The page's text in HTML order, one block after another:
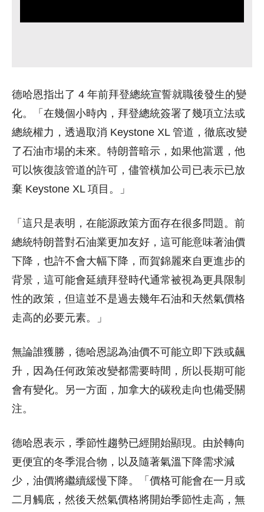
德哈恩指出了 4 年前拜登總統宣誓就職後發生的變
化。「在幾個小時內，拜登總統簽署了幾項立法或
總統權力，透過取消 Keystone XL 管道，徹底改變
了石油市場的未來。特朗普暗示，如果他當選，他
可以恢復該管道的許可，儘管橫加公司已表示已放
棄 Keystone XL 項目。」
「這只是表明，在能源政策方面存在很多問題。前
總統特朗普對石油業更加友好，這可能意味著油價
下降，也許不會大幅下降，而賀錦麗來自更進步的
背景，這可能會延續拜登時代通常被視為更具限制
性的政策，但這並不是過去幾年石油和天然氣價格
走高的必要元素。」
無論誰獲勝，德哈恩認為油價不可能立即下跌或飆
升，因為任何政策改變都需要時間，所以長期可能
會有變化。另一方面，加拿大的碳稅走向也備受關
注。
德哈恩表示，季節性趨勢已經開始顯現。由於轉向
更便宜的冬季混合物，以及隨著氣溫下降需求減
少，油價將繼續緩慢下降。「價格可能會在一月或
二月觸底，然後天然氣價格將開始季節性走高，無